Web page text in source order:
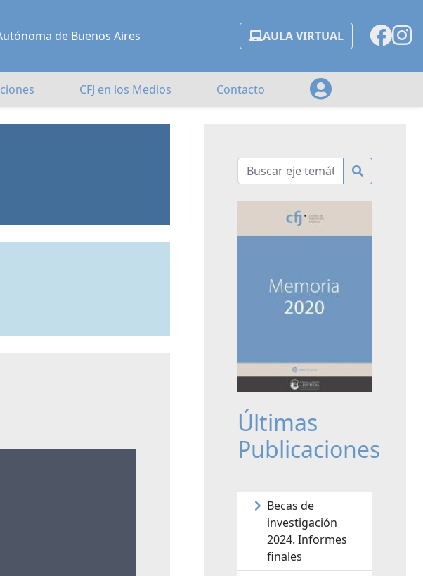
de Buenos Aires AULA VIRTUAL
CFJ en los Medios Contacto
Últimas
Publicaciones
Becas de
investigación
2024. Informes
finales